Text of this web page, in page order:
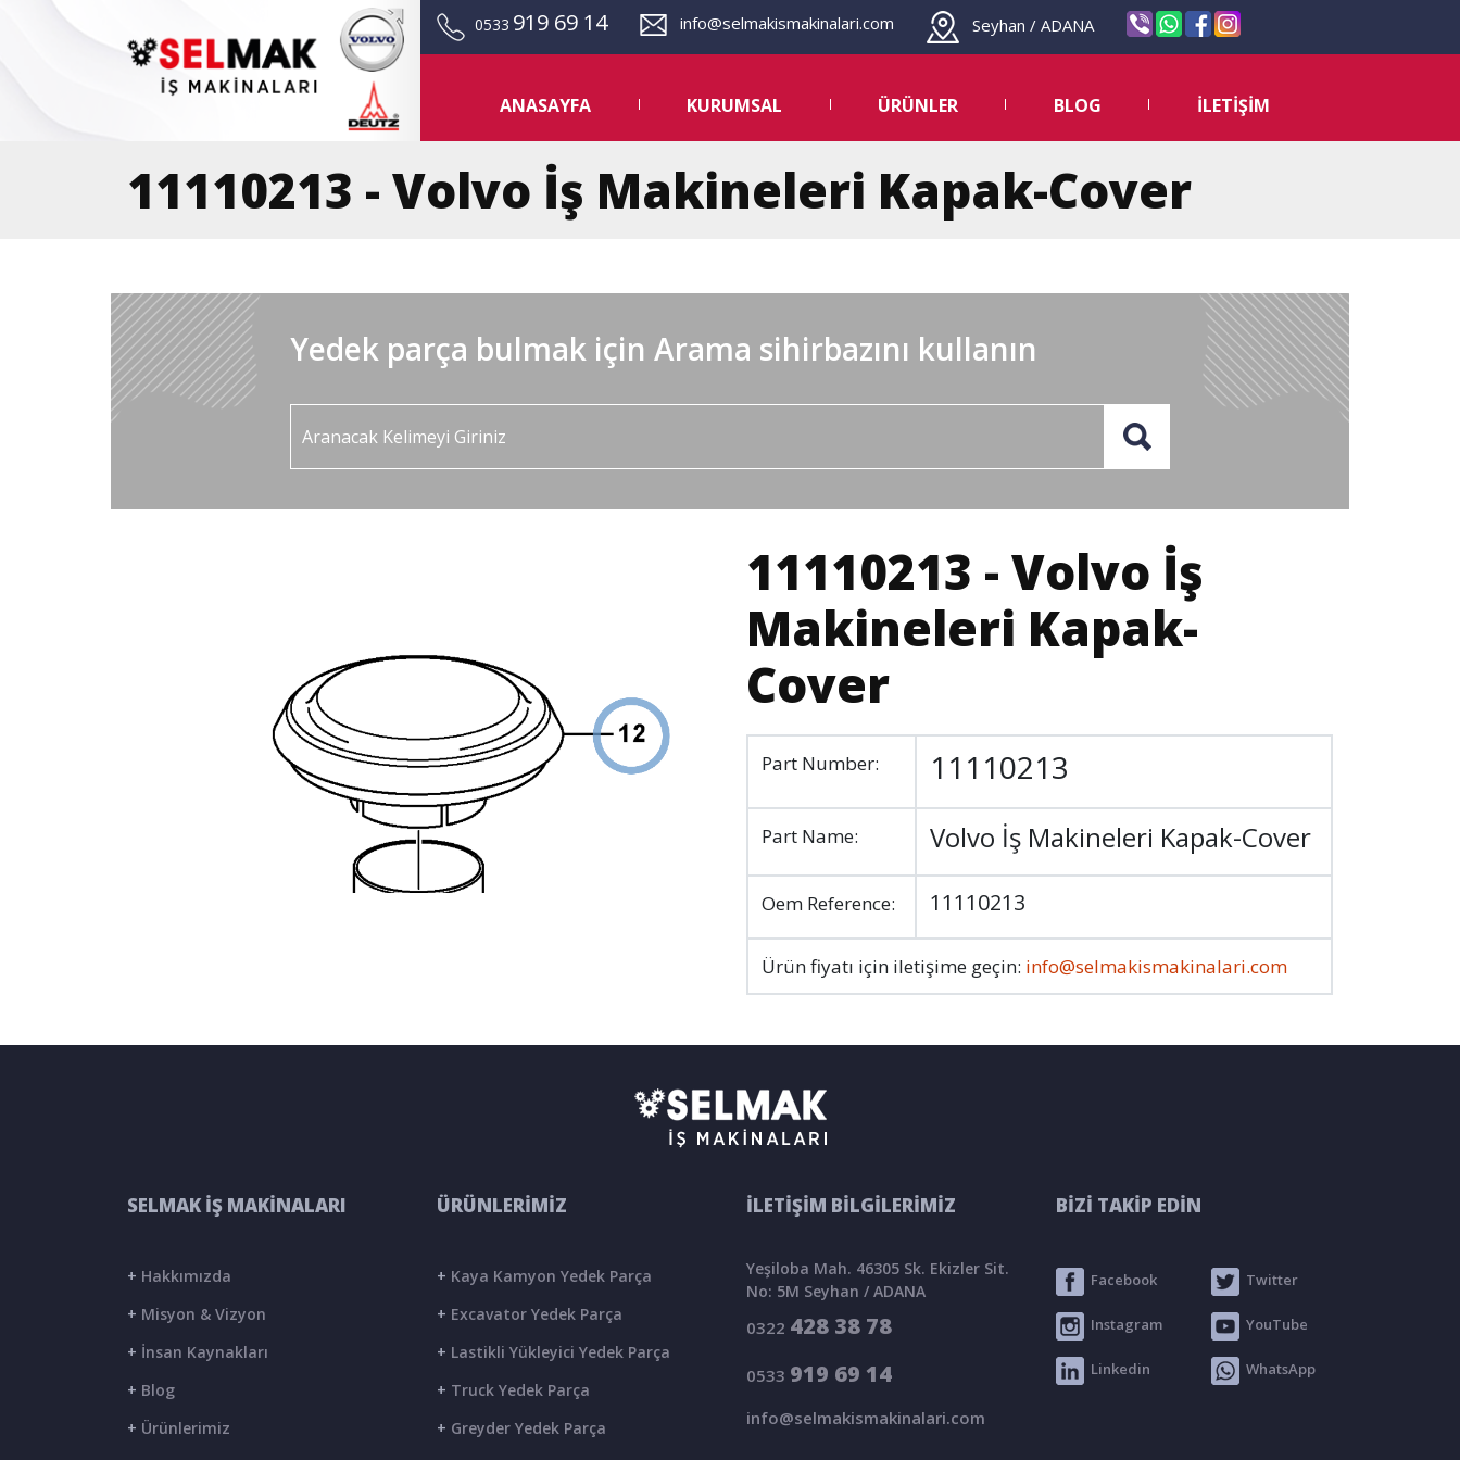
0533 919 69 14 info@selmakismakinalari.com Seyhan / ADANA
ANASAYFA KURUMSAL ÜRÜNLER BLOG İLETİŞİM
11110213 - Volvo İş Makineleri Kapak-Cover
Yedek parça bulmak için Arama sihirbazını kullanın
11110213 - Volvo İş
Makineleri Kapak-
Cover
Part Number: 11110213
Part Name: Volvo İş Makineleri Kapak-Cover
Oem Reference: 11110213
Ürün fiyatı için iletişime geçin: info@selmakismakinalari.com
SELMAK İŞ MAKİNALARI
+ Hakkımızda
+ Misyon & Vizyon
+ İnsan Kaynakları
+ Blog
+ Ürünlerimiz
ÜRÜNLERİMİZ
+ Kaya Kamyon Yedek Parça
+ Excavator Yedek Parça
+ Lastikli Yükleyici Yedek Parça
+ Truck Yedek Parça
+ Greyder Yedek Parça
İLETİŞİM BİLGİLERİMİZ
Yeşiloba Mah. 46305 Sk. Ekizler Sit.
No: 5M Seyhan / ADANA
0322 428 38 78
0533 919 69 14
info@selmakismakinalari.com
BİZİ TAKİP EDİN
Facebook Twitter
Instagram YouTube
Linkedin WhatsApp